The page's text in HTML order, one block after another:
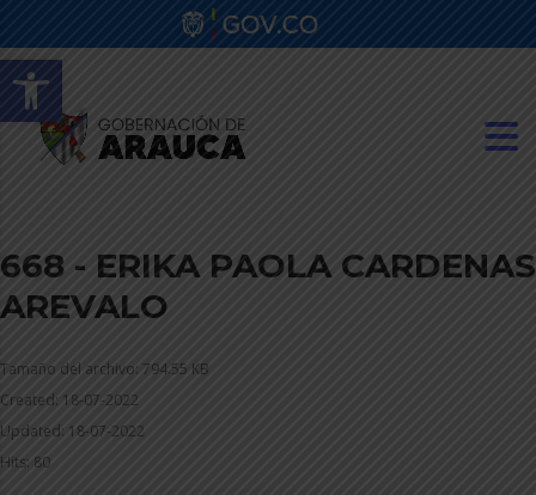
Abrir barra de herramientas
668 - ERIKA PAOLA CARDENAS
AREVALO
Tamaño del archivo: 794.55 KB
Created: 18-07-2022
Updated: 18-07-2022
Hits: 80